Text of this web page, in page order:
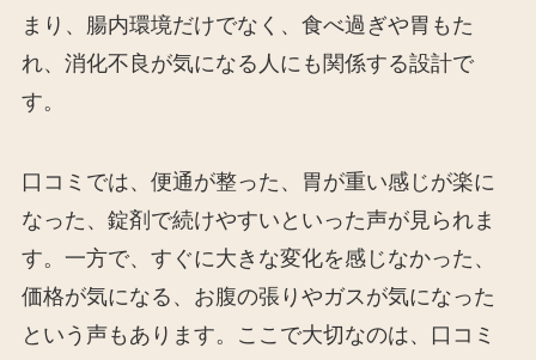
まり、腸内環境だけでなく、食べ過ぎや胃もた
れ、消化不良が気になる人にも関係する設計で
す。
口コミでは、便通が整った、胃が重い感じが楽に
なった、錠剤で続けやすいといった声が見られま
す。一方で、すぐに大きな変化を感じなかった、
価格が気になる、お腹の張りやガスが気になった
という声もあります。ここで大切なのは、口コミ